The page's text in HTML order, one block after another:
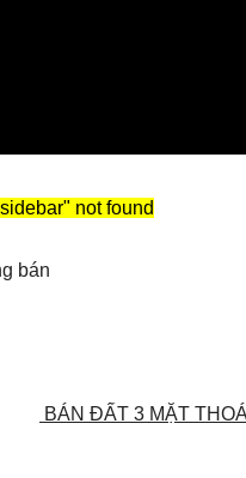
not found
bán
BÁN ĐẤT 3 MẶT